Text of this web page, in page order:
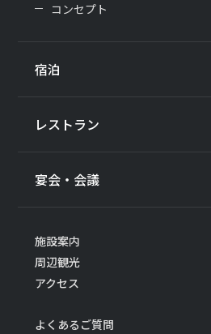
コンセプト
宿泊
レストラン
宴会・会議
施設案内
周辺観光
アクセス
よくあるご質問